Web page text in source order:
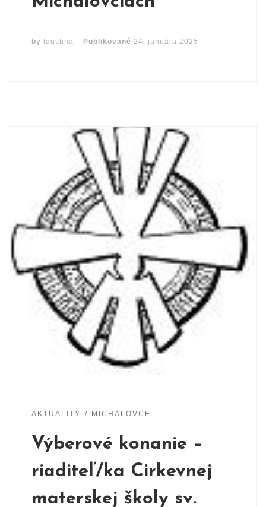
by faustina Publikované 24. januára 2025
AKTUALITY MICHALOVCE
Výberové konanie –
riaditeľ/ka Cirkevnej
materskej školy sv.